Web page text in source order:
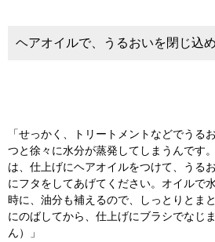
ヘアオイルで、うるおいを閉じ込
「せっかく、トリートメントなどでうる
つと徐々に水分が蒸発してしまうんです
は、仕上げにヘアオイルをつけて、うる
にフタをしてあげてください。オイルで
時に、油分も補えるので、しっとりとま
にのばしてから、仕上げにブラシでなじ
ん）」